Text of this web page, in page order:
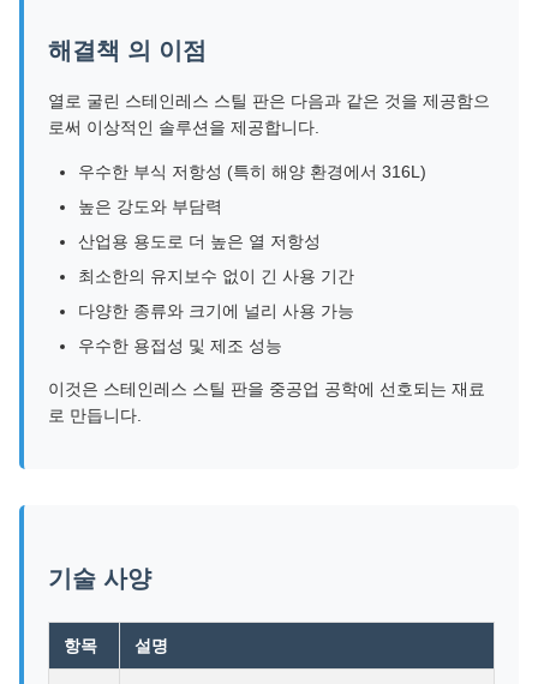
해결책 의 이점
열로 굴린 스테인레스 스틸 판은 다음과 같은 것을 제공함으
로써 이상적인 솔루션을 제공합니다.
우수한 부식 저항성 (특히 해양 환경에서 316L)
높은 강도와 부담력
산업용 용도로 더 높은 열 저항성
최소한의 유지보수 없이 긴 사용 기간
다양한 종류와 크기에 널리 사용 가능
우수한 용접성 및 제조 성능
이것은 스테인레스 스틸 판을 중공업 공학에 선호되는 재료
로 만듭니다.
기술 사양
항목 설명